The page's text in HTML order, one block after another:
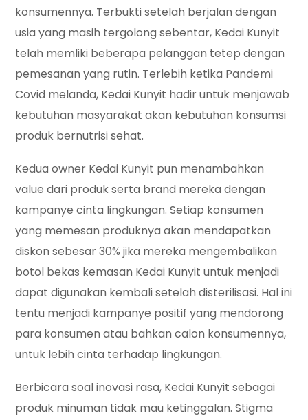
konsumennya. Terbukti setelah berjalan dengan
usia yang masih tergolong sebentar, Kedai Kunyit
telah memliki beberapa pelanggan tetep dengan
pemesanan yang rutin. Terlebih ketika Pandemi
Covid melanda, Kedai Kunyit hadir untuk menjawab
kebutuhan masyarakat akan kebutuhan konsumsi
produk bernutrisi sehat.
Kedua owner Kedai Kunyit pun menambahkan
value dari produk serta brand mereka dengan
kampanye cinta lingkungan. Setiap konsumen
yang memesan produknya akan mendapatkan
diskon sebesar 30% jika mereka mengembalikan
botol bekas kemasan Kedai Kunyit untuk menjadi
dapat digunakan kembali setelah disterilisasi. Hal ini
tentu menjadi kampanye positif yang mendorong
para konsumen atau bahkan calon konsumennya,
untuk lebih cinta terhadap lingkungan.
Berbicara soal inovasi rasa, Kedai Kunyit sebagai
produk minuman tidak mau ketinggalan. Stigma